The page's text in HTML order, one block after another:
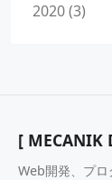
2020 (3)
[ MECANIK
Web開発、プロ